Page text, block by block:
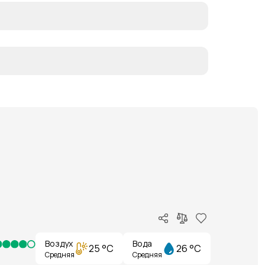
Воздух
Средняя 25 °C Вода
Средняя 26 °C